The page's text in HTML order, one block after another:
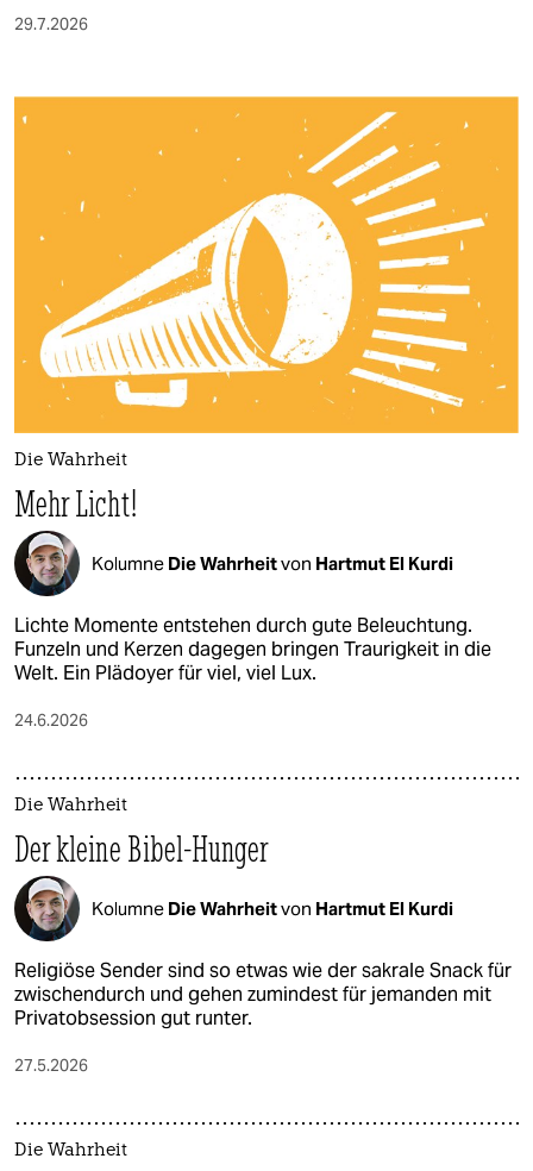
fragen & hilfe
abo
epaper login
29.7.2026
Die Wahrheit
Mehr Licht!
Kolumne Die Wahrheitvon Hartmut El Kurdi
Lichte Momente entstehen durch gute Beleuchtung.
Funzeln und Kerzen dagegen bringen Traurigkeit in die
Welt. Ein Plädoyer für viel, viel Lux.
24.6.2026
Die Wahrheit
Der kleine Bibel-Hunger
Kolumne Die Wahrheitvon Hartmut El Kurdi
Religiöse Sender sind so etwas wie der sakrale Snack für
zwischendurch und gehen zumindest für jemanden mit
Privatobsession gut runter.
27.5.2026
Die Wahrheit